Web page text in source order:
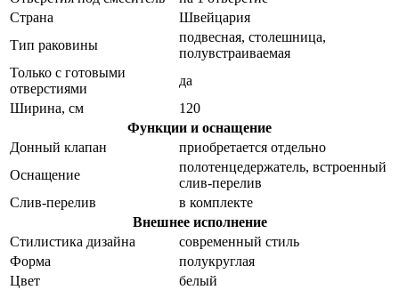
Страна
Швейцария
Тип раковины
подвесная, столешница,
полувстраиваемая
Только с готовыми
отверстиями
да
Ширина, см
120
Функции и оснащение
Донный клапан
приобретается отдельно
Оснащение
полотенцедержатель, встроенный
слив-перелив
Слив-перелив
в комплекте
Внешнее исполнение
Стилистика дизайна
современный стиль
Форма
полукруглая
Цвет
белый